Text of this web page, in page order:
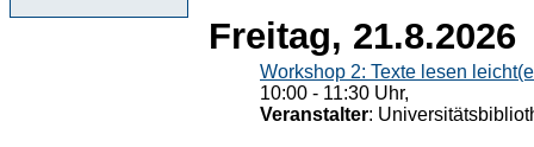
Freitag, 21.8.2026
Workshop 2: Texte lesen
10:00 - 11:30 Uhr,
Veranstalter: